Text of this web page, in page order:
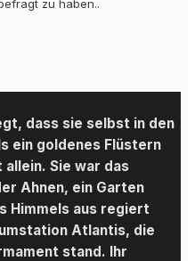
zu haben..
dass sie selbst in den
ein goldenes Flüstern
Sie war das
Ahnen, ein Garten
Himmels aus regiert
Atlantis, die
stand. Ihr